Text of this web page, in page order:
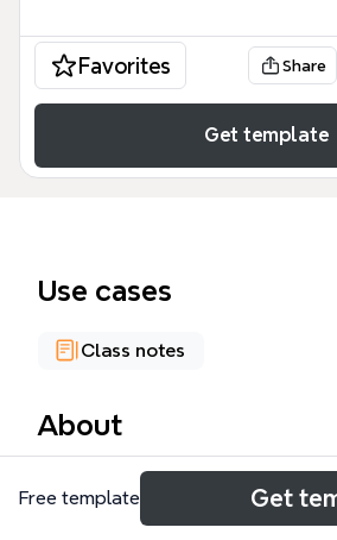
Favorites Share
Get template
Use cases
Class notes
About
La Carte du temps est un outil
et méthodologique exhaustif
Free template Get